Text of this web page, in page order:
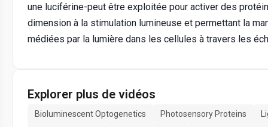
une luciférine-peut être exploitée pour activer des
dimension à la stimulation lumineuse et permettant la
médiées par la lumière dans les cellules à travers les
Explorer plus de vidéos
Bioluminescent Optogenetics Photosensory Proteins